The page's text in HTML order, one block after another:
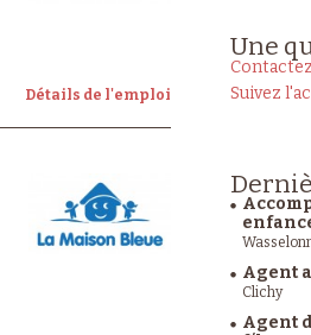
Détails de l'emploi
Une
Suivez
Agent
Clichy
Agent